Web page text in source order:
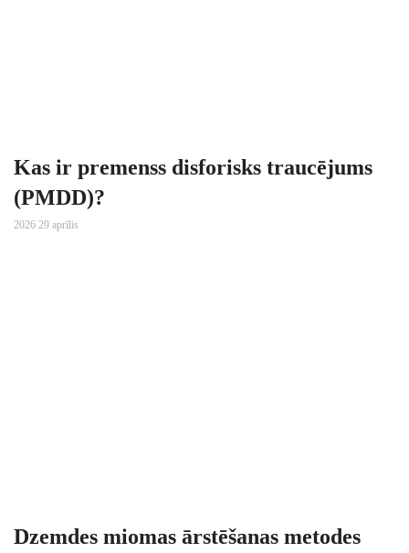
Kas ir premenss disforisks traucējums
(PMDD)?
2026 29 aprīlis
Dzemdes miomas ārstēšanas metodes